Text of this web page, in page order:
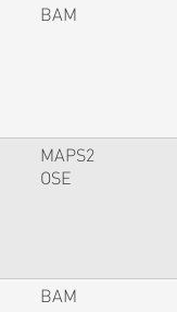
BAM
MAPS2
OSE
BAM